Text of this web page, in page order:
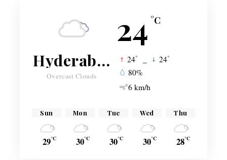
24 °C
Hyderabad
Overcast Clouds
24° 24°
80%
6 km/h
Sun
29°C
Mon
30°C
Tue
30°C
Wed
30°C
Thu
28°C